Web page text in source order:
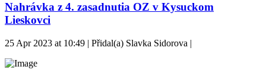
Nahrávka z 4. zasadnutia OZ v Kysuckom
Lieskovci
25 Apr 2023 at 10:49 | Přidal(a) Slavka Sidorova |